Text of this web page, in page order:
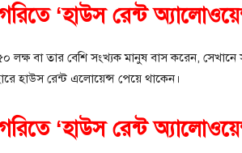
‘হাউস রেন্ট
লক্ষ বা তার বেশি সংখ্যক মানুষ বাস করেন,
হাউস রেন্ট এলোয়েন্স পেয়ে থাকেন।
‘হাউস রেন্ট